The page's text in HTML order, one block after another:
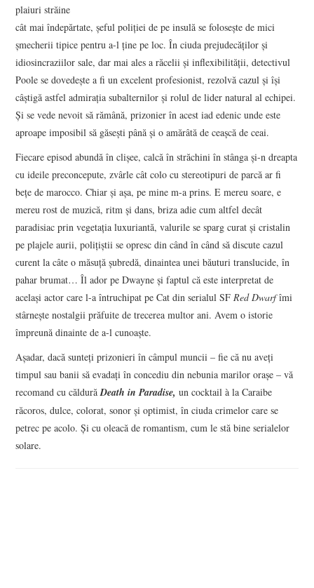
plaiuri străine
cât mai îndepărtate, șeful poliției de pe insulă se folosește de mici
șmecherii tipice pentru a-l ține pe loc. În ciuda prejudecăților și
idiosincraziilor sale, dar mai ales a răcelii și inflexibilității, detectivul
Poole se dovedește a fi un excelent profesionist, rezolvă cazul și își
câștigă astfel admirația subalternilor și rolul de lider natural al echipei.
Și se vede nevoit să rămână, prizonier în acest iad edenic unde este
aproape imposibil să găsești până și o amărâtă de ceașcă de ceai.
Fiecare episod abundă în clișee, calcă în străchini în stânga și-n dreapta
cu ideile preconcepute, zvârle cât colo cu stereotipuri de parcă ar fi
bețe de marocco. Chiar și așa, pe mine m-a prins. E mereu soare, e
mereu rost de muzică, ritm și dans, briza adie cum altfel decât
paradisiac prin vegetația luxuriantă, valurile se sparg curat și cristalin
pe plajele aurii, polițiștii se opresc din când în când să discute cazul
curent la câte o măsuță șubredă, dinaintea unei băuturi translucide, în
pahar brumat… Îl ador pe Dwayne și faptul că este interpretat de
același actor care l-a întruchipat pe Cat din serialul SFRed Dwarfîmi
stârnește nostalgii prăfuite de trecerea multor ani. Avem o istorie
împreună dinainte de a-l cunoaște.
Aşadar, dacă sunteţi prizonieri în câmpul muncii – fie că nu aveţi
timpul sau banii să evadaţi în concediu din nebunia marilor oraşe – vă
recomand cu căldurăDeath in Paradise,un cocktail à la Caraibe
răcoros, dulce, colorat, sonor şi optimist, în ciuda crimelor care se
petrec pe acolo. Şi cu oleacă de romantism, cum le stă bine serialelor
solare.